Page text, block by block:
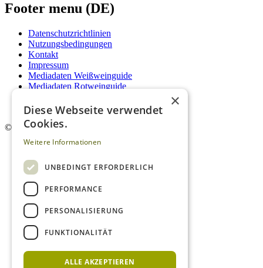
Footer menu (DE)
Datenschutzrichtlinien
Nutzungsbedingungen
Kontakt
Impressum
Mediadaten Weißweinguide
Mediadaten Rotweinguide
Newsletter
© 2026. Alle Rechte vorbehalten.
×
Diese Webseite verwendet
Cookies.
Weitere Informationen
UNBEDINGT ERFORDERLICH
PERFORMANCE
PERSONALISIERUNG
FUNKTIONALITÄT
ALLE AKZEPTIEREN